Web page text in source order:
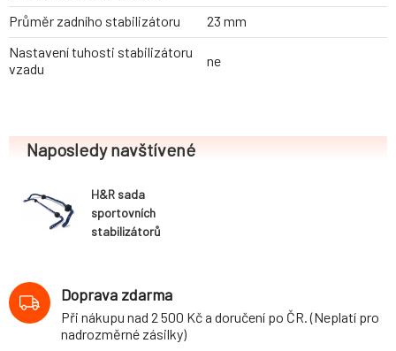
Průměr zadního stabilizátoru
23 mm
Nastavení tuhosti stabilizátoru
vzadu
ne
Naposledy navštívené
H&R sada
sportovních
stabilizátorů
(E90, E92, E93)
Cabrio, Coupé,
Sedan, 2WD, r.v.
09/07-, 2008-,
Doprava zdarma
Při nákupu nad 2 500 Kč a doručení po ČR. (Neplatí pro
nadrozměrné zásilky)